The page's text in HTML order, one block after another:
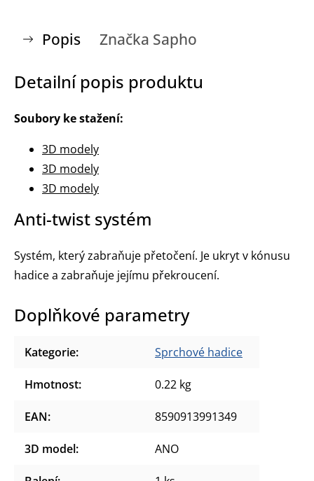
Popis Značka Sapho
Detailní popis produktu
Soubory ke stažení:
3D modely
3D modely
3D modely
Anti-twist systém
Systém, který zabraňuje přetočení. Je ukryt v kónusu
hadice a zabraňuje jejímu překroucení.
Doplňkové parametry
Kategorie: Sprchové hadice
Hmotnost: 0.22 kg
EAN: 8590913991349
3D model: ANO